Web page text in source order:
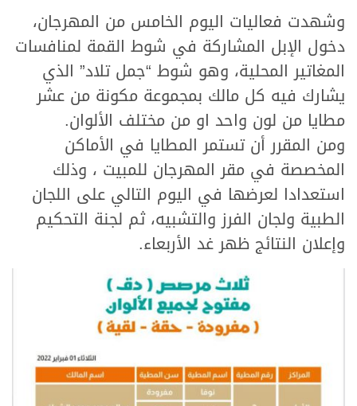
وشهدت فعاليات اليوم الخامس من المهرجان،
دخول الإبل المشاركة في شوط القمة لمنافسات
المغاتير المحلية، وهو شوط “جمل تلاد” الذي
يشارك فيه كل مالك بمجموعة مكونة من عشر
مطايا من لون واحد او من مختلف الألوان.
ومن المقرر أن تستمر المطايا في الأماكن
المخصصة في مقر المهرجان للمبيت ، وذلك
استعدادا لعرضها في اليوم التالي على اللجان
الطبية ولجان الفرز والتشبيه، ثم لجنة التحكيم
وإعلان النتائج ظهر غد الأربعاء.